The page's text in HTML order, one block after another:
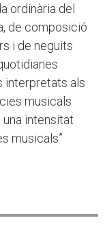
ordinària del
de composició
i de neguits
interpretats als
musicals
intensitat
musicals”